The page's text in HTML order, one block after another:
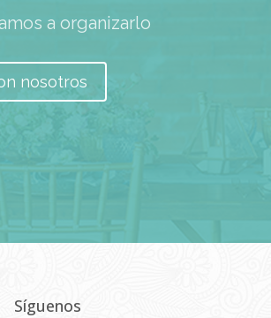
a organizarlo
nosotros
Síguenos